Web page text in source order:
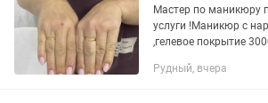
Мастер по маникюру
услуги !Маникюр с
,гелевое покрытие
Рудный, вчера